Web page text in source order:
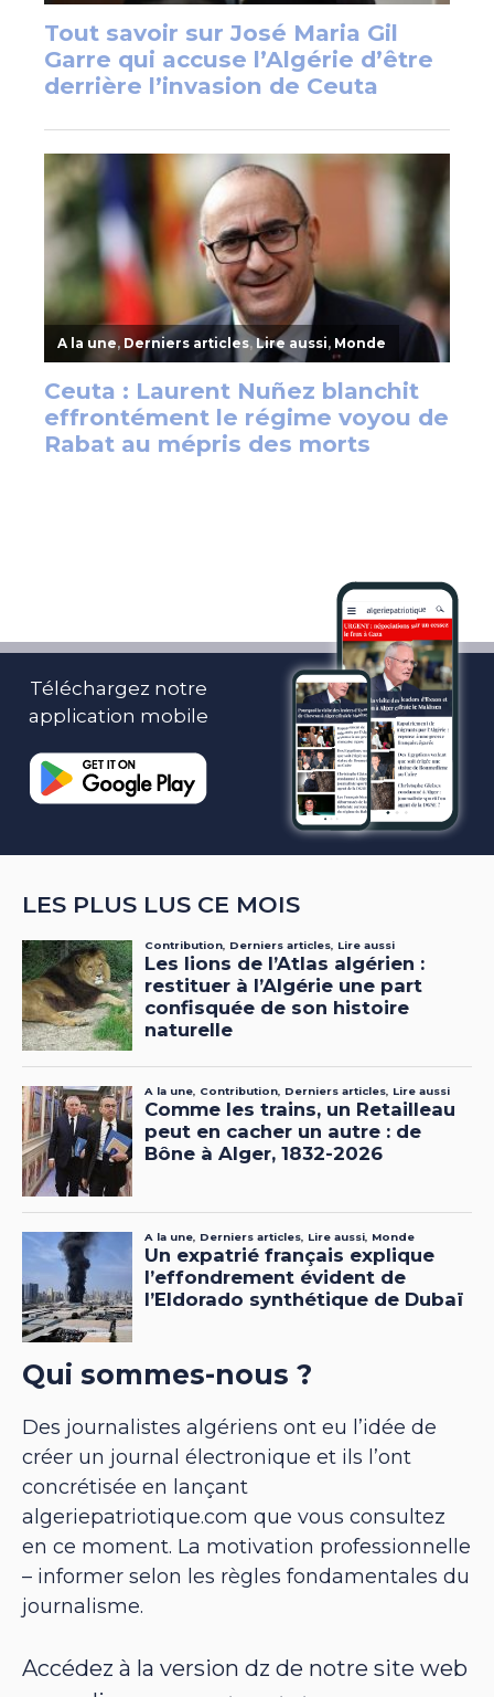
Téléchargez notre
application mobile
LES PLUS LUS CE MOIS
Qui sommes-nous ?
Des journalistes algériens ont eu l’idée de
créer un journal électronique et ils l’ont
concrétisée en lançant
algeriepatriotique.com que vous consultez
en ce moment. La motivation professionnelle
– informer selon les règles fondamentales du
journalisme.
Accédez à la version dz de notre site web